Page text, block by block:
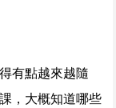
有點越來越隨
，大概知道哪些